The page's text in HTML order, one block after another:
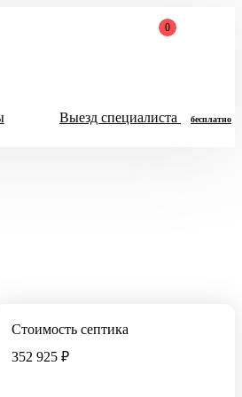
0
септики
Выезд специалиста бесплатно
Стоимость септика
352 925 ₽